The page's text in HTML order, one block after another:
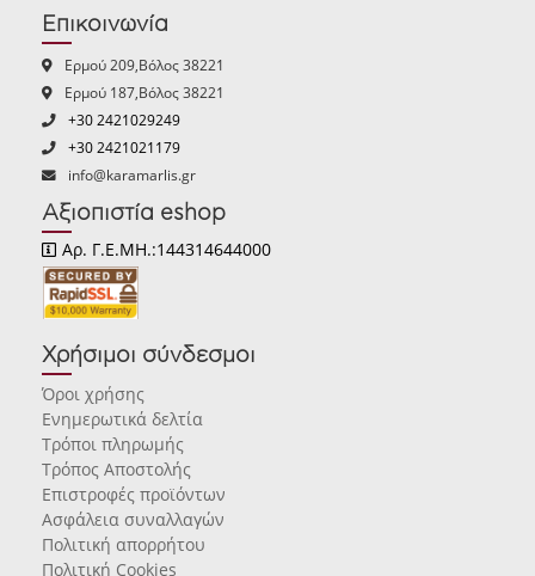
Επικοινωνία
Ερμού 209,Βόλος 38221
Ερμού 187,Βόλος 38221
+30 2421029249
+30 2421021179
info@karamarlis.gr
Αξιοπιστία eshop
Αρ. Γ.Ε.ΜΗ.:144314644000
Χρήσιμοι σύνδεσμοι
Όροι χρήσης
Ενημερωτικά δελτία
Τρόποι πληρωμής
Τρόπος Αποστολής
Επιστροφές προϊόντων
Ασφάλεια συναλλαγών
Πολιτική απορρήτου
Πολιτική Cookies